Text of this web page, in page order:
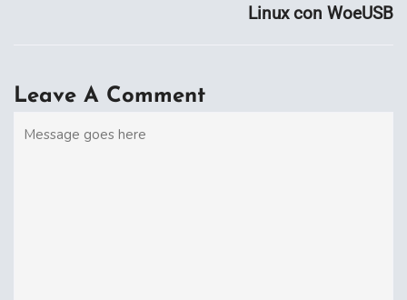
Linux con WoeUSB
Leave A Comment